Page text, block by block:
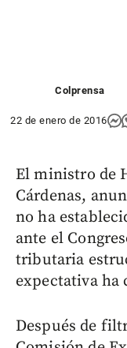
Colprensa
22 de enero de 2016
El ministro de
Cárdenas,
no ha
ante el
tributaria
expectativa ha
Después de